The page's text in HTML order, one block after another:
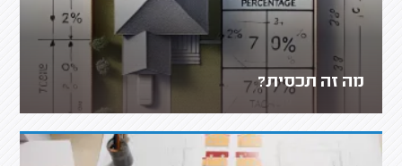
מה זה תכסית?